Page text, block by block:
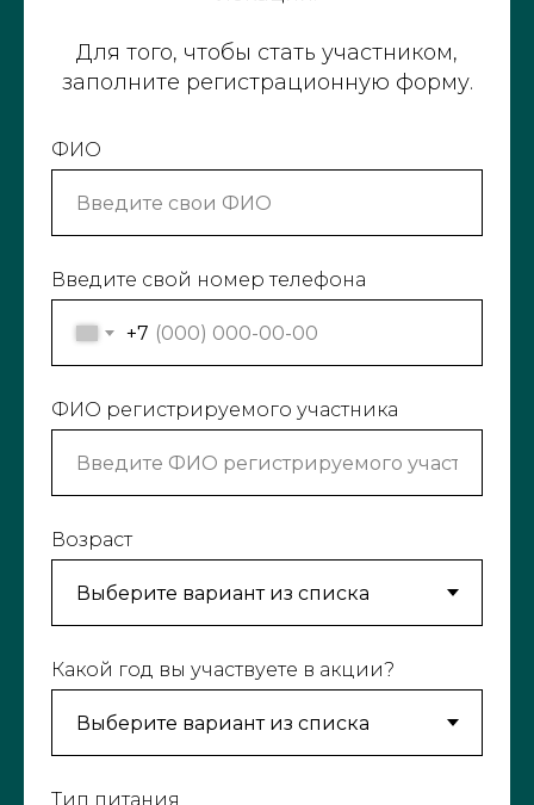
Для того, чтобы стать участником,
заполните регистрационную форму.
ФИО
Введите свой номер телефона
+7
ФИО регистрируемого участника
Возраст
Какой год вы участвуете в акции?
Тип питания